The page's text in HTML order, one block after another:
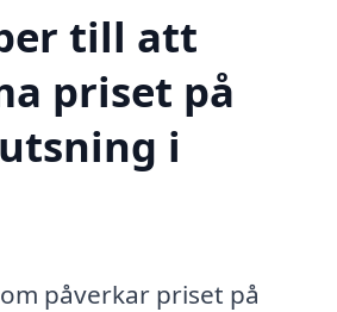
till att
priset på
i
påverkar priset på